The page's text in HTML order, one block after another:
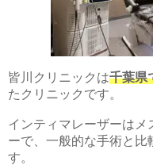
皆川クリニックは千葉県
たクリニックです。
インティマレーザーは
ーで、一般的な手術と比
す。